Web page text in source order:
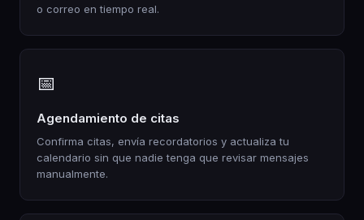
o correo en tiempo real.
📅
Agendamiento de citas
Confirma citas, envía recordatorios y actualiza tu
calendario sin que nadie tenga que revisar mensajes
manualmente.